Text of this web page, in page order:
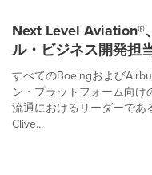
Next Level Aviation®
ル・ビジネス開発担
すべてのBoeingおよび
ン・プラットフォーム向
流通におけるリーダーであ
Clive...